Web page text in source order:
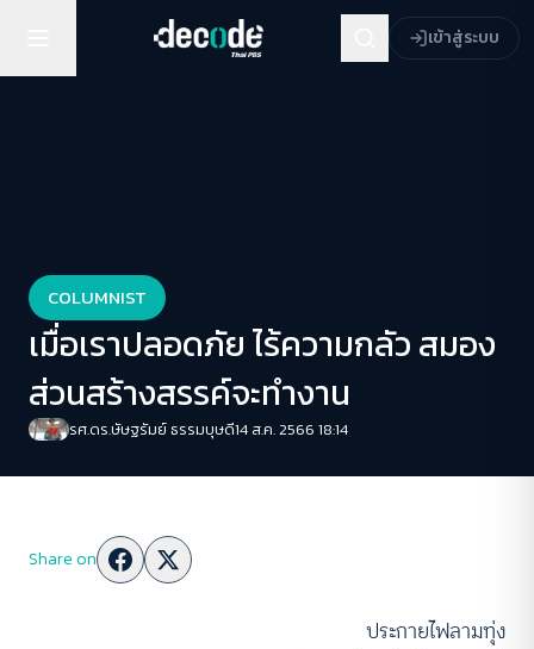
เข้าสู่ระบบ
COLUMNIST
เมื่อเราปลอดภัย ไร้ความกลัว สมอง
ส่วนสร้างสรรค์จะทำงาน
รศ.ดร.ษัษฐรัมย์ ธรรมบุษดี14 ส.ค. 2566 18:14
Share on
ประกายไฟลามทุ่ง